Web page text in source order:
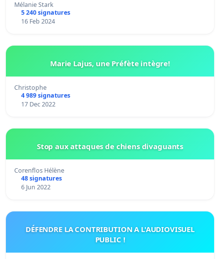
Mélanie Stark
5 240 signatures
16 Feb 2024
Marie Lajus, une Préfète intègre!
Christophe
4 989 signatures
17 Dec 2022
Stop aux attaques de chiens divaguants
Corenflos Hélène
48 signatures
6 Jun 2022
DÉFENDRE LA CONTRIBUTION A L'AUDIOVISUEL
PUBLIC !